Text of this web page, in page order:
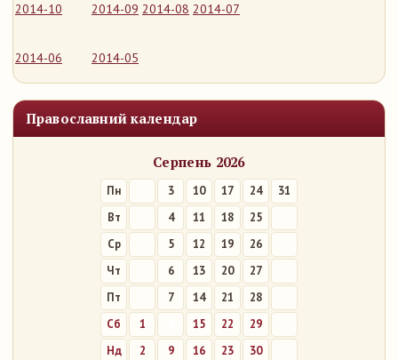
2014-10 2014-09 2014-08 2014-07
2014-06 2014-05
Православний календар
Серпень 2026
Пн 3 10 17 24
31
Вт
4 11 18
25
Ср
5 12 19
26
Чт
6 13 20
27
Пт
7 14 21
28
Сб
1 15 22
29
Нд
2 9 16 23 30